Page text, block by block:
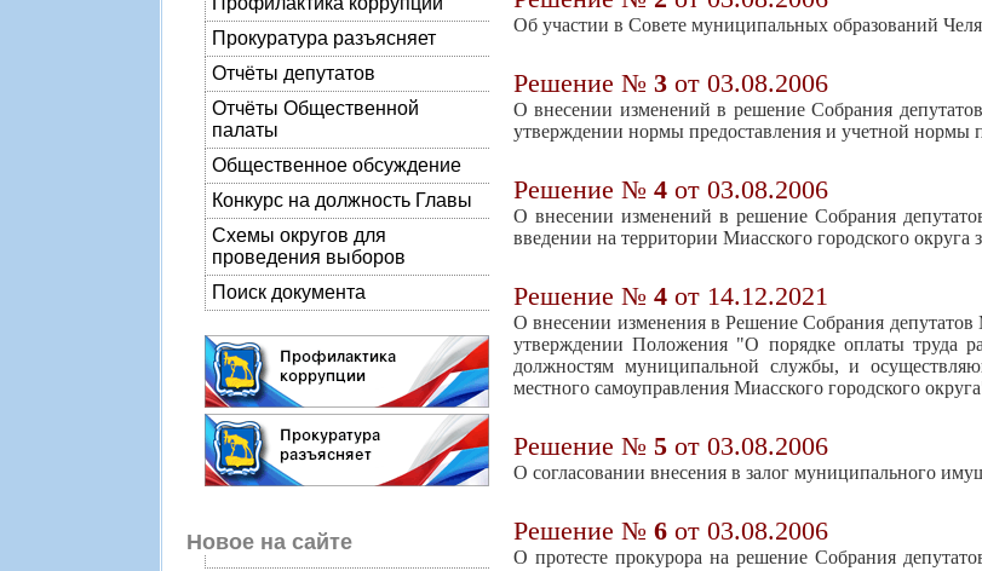
Прокуратура разъясняет
Отчёты депутатов
Отчёты Общественной
палаты
Общественное обсуждение
Конкурс на должность Главы
Схемы округов для
проведения выборов
Поиск документа
Новое на сайте
Об участии в Совете муниципальных образований
Решение № 3 от 03.08.2006
О внесении изменений в решение Собрания
утверждении нормы предоставления и учетной
Решение № 4 от 03.08.2006
О внесении изменений в решение Собрания
введении на территории Миасского городского округа
Решение № 4 от 14.12.2021
О внесении изменения в Решение Собрания
утверждении Положения "О порядке оплаты труда
должностям муниципальной службы, и
местного самоуправления Миасского городского
Решение № 5 от 03.08.2006
О согласовании внесения в залог муниципального
Решение № 6 от 03.08.2006
О протесте прокурора на решение Собрания